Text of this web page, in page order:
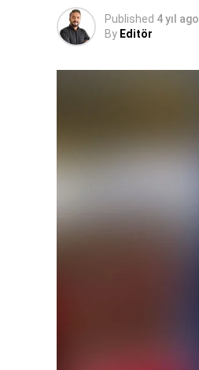
Published 4 yıl ago
By Editör